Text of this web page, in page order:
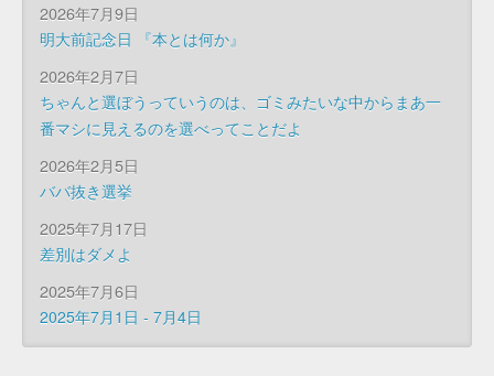
2026年7月9日
明大前記念日 『本とは何か』
2026年2月7日
ちゃんと選ぼうっていうのは、ゴミみたいな中からまあ一
番マシに見えるのを選べってことだよ
2026年2月5日
ババ抜き選挙
2025年7月17日
差別はダメよ
2025年7月6日
2025年7月1日 - 7月4日